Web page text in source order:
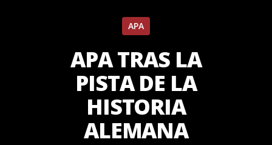
APA
APA TRAS LA
PISTA DE LA
HISTORIA
ALEMANA